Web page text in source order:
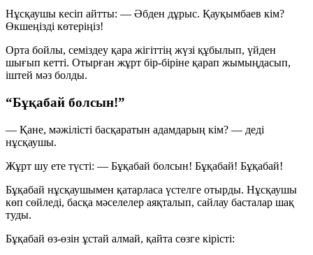
Нұсқаушы кесіп айтты: — Әбден дұрыс. Қауқымбаев кім?
Өкшеңізді көтеріңіз!
Орта бойлы, семіздеу қара жігіттің жүзі құбылып, үйден
шығып кетті. Отырған жұрт бір-біріне қарап жымыңдасып,
іштей мәз болды.
“Бұқабай болсын!”
— Қане, мәжілісті басқаратын адамдарың кім? — деді
нұсқаушы.
Жұрт шу ете түсті: — Бұқабай болсын! Бұқабай! Бұқабай!
Бұқабай нұсқаушымен қатарласа үстелге отырды. Нұсқаушы
көп сөйледі, басқа мәселелер аяқталып, сайлау басталар шақ
туды.
Бұқабай өз-өзін ұстай алмай, қайта сөзге кірісті: